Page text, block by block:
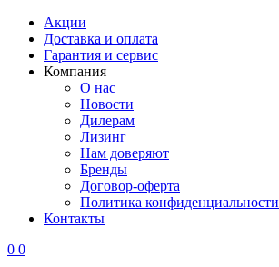
Акции
Доставка и оплата
Гарантия и сервис
Компания
О нас
Новости
Дилерам
Лизинг
Нам доверяют
Бренды
Договор-оферта
Политика конфиденциальности
Контакты
0 0